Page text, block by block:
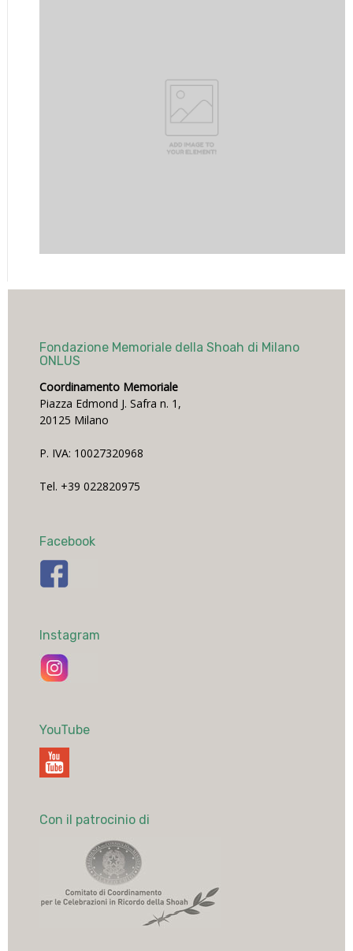
Fondazione Memoriale della Shoah di Milano
ONLUS
Coordinamento Memoriale
Piazza Edmond J. Safra n. 1,
20125 Milano
P. IVA: 10027320968
Tel. +39 022820975
Facebook
Instagram
YouTube
Con il patrocinio di